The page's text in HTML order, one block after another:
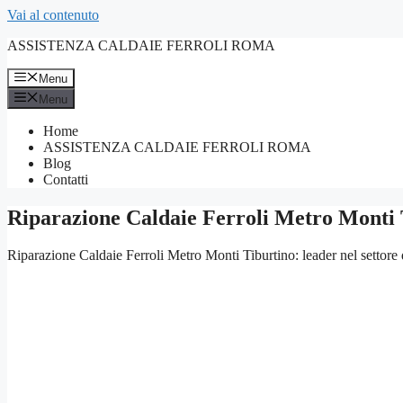
Vai al contenuto
ASSISTENZA CALDAIE FERROLI ROMA
Menu
Menu
Home
ASSISTENZA CALDAIE FERROLI ROMA
Blog
Contatti
Riparazione Caldaie Ferroli Metro
Riparazione Caldaie Ferroli Metro Monti Tiburtino: leader nel